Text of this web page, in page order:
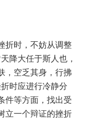
折时，不妨从调整
降大任于斯人也，
，空乏其身，行拂
时应进行冷静分
件等方面，找出受
立一个辩证的挫折